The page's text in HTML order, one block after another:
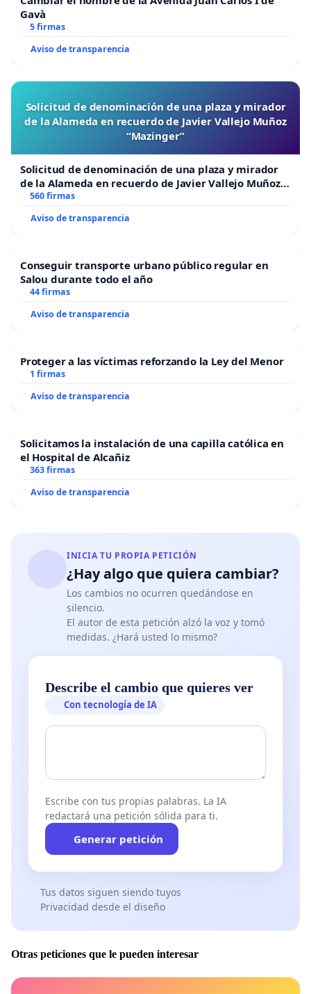
Gavà
5 firmas
Aviso de transparencia
Solicitud de denominación de una plaza y mirador
de la Alameda en recuerdo de Javier Vallejo Muñoz
“Mazinger”
Solicitud de denominación de una plaza y mirador
de la Alameda en recuerdo de Javier Vallejo Muñoz
“Mazinger”
560 firmas
Aviso de transparencia
Conseguir transporte urbano público regular en
Salou durante todo el año
44 firmas
Aviso de transparencia
Proteger a las víctimas reforzando la Ley del Menor
1 firmas
Aviso de transparencia
Solicitamos la instalación de una capilla católica en
el Hospital de Alcañiz
363 firmas
Aviso de transparencia
INICIA TU PROPIA PETICIÓN
¿Hay algo que quiera cambiar?
Los cambios no ocurren quedándose en
silencio.
El autor de esta petición alzó la voz y tomó
medidas. ¿Hará usted lo mismo?
Describe el cambio que quieres ver
Con tecnología de IA
Escribe con tus propias palabras. La IA
redactará una petición sólida para ti.
Generar petición
Tus datos siguen siendo tuyos
Privacidad desde el diseño
Otras peticiones que le pueden interesar